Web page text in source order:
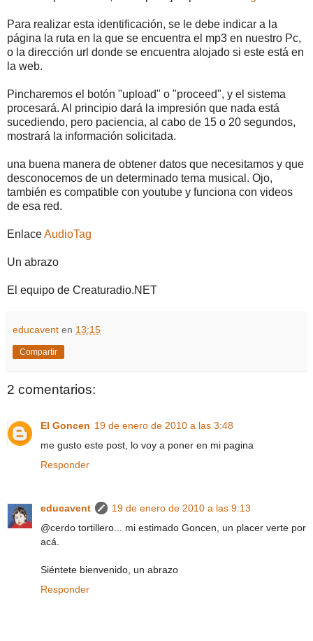
Para realizar esta identificación, se le debe indicar a la
página la ruta en la que se encuentra el mp3 en nuestro Pc,
o la dirección url donde se encuentra alojado si este está en
la web.
Pincharemos el botón "upload" o "proceed", y el sistema
procesará. Al principio dará la impresión que nada está
sucediendo, pero paciencia, al cabo de 15 o 20 segundos,
mostrará la información solicitada.
una buena manera de obtener datos que necesitamos y que
desconocemos de un determinado tema musical. Ojo,
también es compatible con youtube y funciona con videos
de esa red.
EnlaceAudioTag
Un abrazo
El equipo de Creaturadio.NET
educavent en 13:15
Compartir
2 comentarios:
El Goncen 19 de enero de 2010 a las 3:48
me gusto este post, lo voy a poner en mi pagina
Responder
educavent
19 de enero de 2010 a las 9:13
@cerdo tortillero... mi estimado Goncen, un placer verte por
acá.
Siéntete bienvenido, un abrazo
Responder